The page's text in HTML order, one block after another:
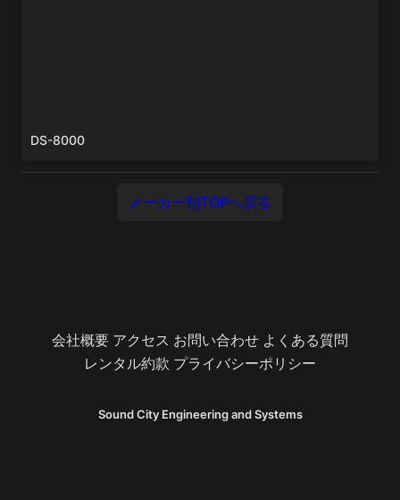
DS-8000
メーカー別TOPへ戻る
Sound City Engineering and Systems
会社概要 アクセス お問い合わせ よくある質問
レンタル約款 プライバシーポリシー